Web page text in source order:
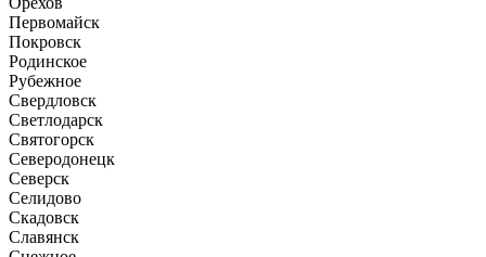
Первомайск
Покровск
Родинское
Рубежное
Свердловск
Светлодарск
Святогорск
Северодонецк
Северск
Селидово
Скадовск
Славянск